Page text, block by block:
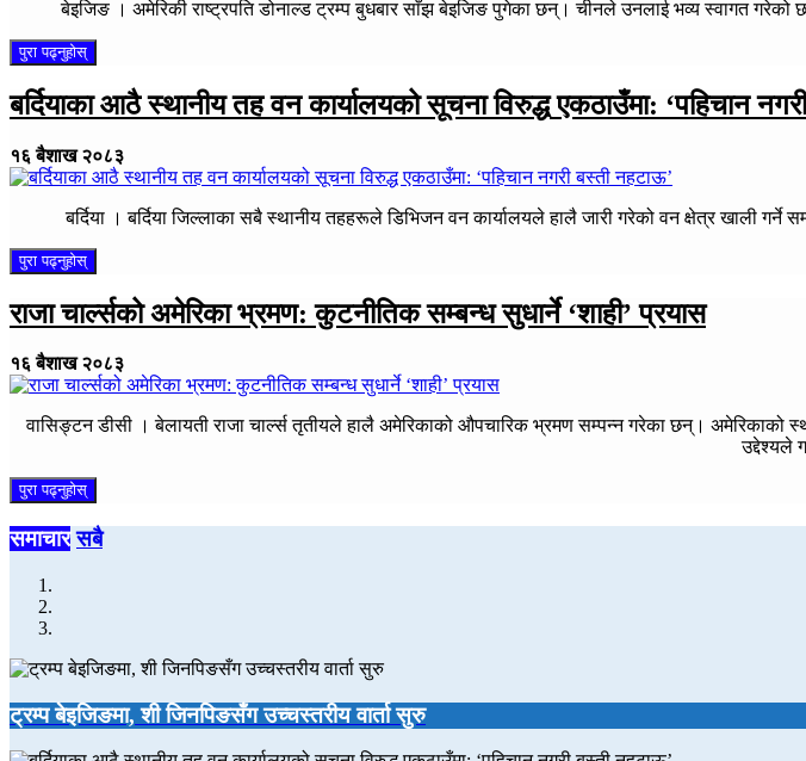
बेइजिङ । अमेरिकी राष्ट्रपति डोनाल्ड ट्रम्प बुधबार साँझ बेइजिङ पुगेका छन्। चीनले उनलाई भव्य स्वागत
पुरा पढ्नुहोस्
बर्दियाका आठै स्थानीय तह वन कार्यालयको सूचना विरुद्ध एकठाउँमा: ‘पहिचान
१६ बैशाख २०८३
बर्दिया । बर्दिया जिल्लाका सबै स्थानीय तहहरूले डिभिजन वन कार्यालयले हालै जारी गरेको वन क्षेत्र खाली
पुरा पढ्नुहोस्
राजा चार्ल्सको अमेरिका भ्रमण: कुटनीतिक सम्बन्ध सुधार्ने ‘शाही’ प्रयास
१६ बैशाख २०८३
वासिङ्टन डीसी । बेलायती राजा चार्ल्स तृतीयले हालै अमेरिकाको औपचारिक भ्रमण सम्पन्न गरेका छन्।
उद्देश्यले
पुरा पढ्नुहोस्
समाचार सबै
ट्रम्प बेइजिङमा, शी जिनपिङसँग उच्चस्तरीय वार्ता सुरु